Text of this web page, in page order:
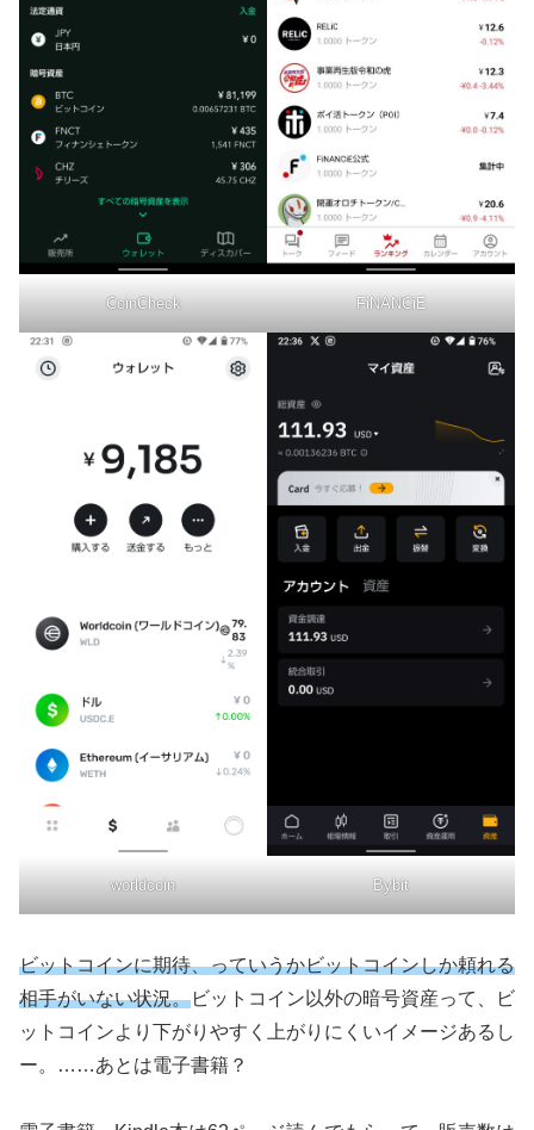
CoinCheck FiNANCiE
worldcoin Bybit
ビットコインに期待、っていうかビットコインしか頼れる
相手がいない状況。ビットコイン以外の暗号資産って、ビ
ットコインより下がりやすく上がりにくいイメージあるし
ー。……あとは電子書籍？